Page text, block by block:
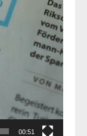
00:51